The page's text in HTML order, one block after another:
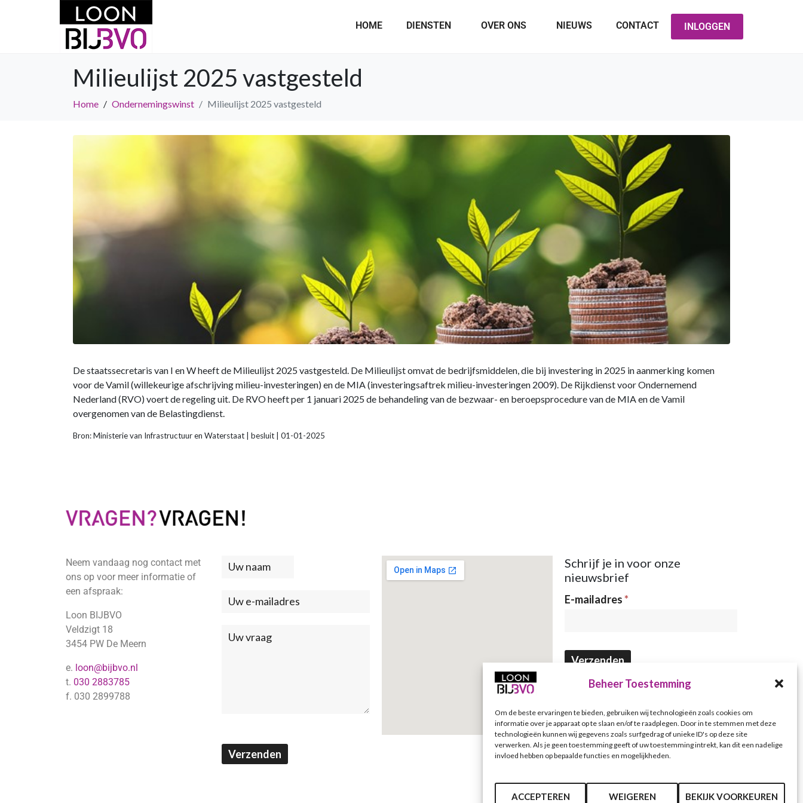
Beheer Toestemming
Om de beste ervaringen te bieden, gebruiken wij technologieën zoals cookies om
informatie over je apparaat op te slaan en/of te raadplegen. Door in te stemmen met deze
technologieën kunnen wij gegevens zoals surfgedrag of unieke ID's op deze site
verwerken. Als je geen toestemming geeft of uw toestemming intrekt, kan dit een nadelige
invloed hebben op bepaalde functies en mogelijkheden.
ACCEPTEREN WEIGEREN BEKIJK VOORKEUREN
HOME DIENSTEN OVER ONS NIEUWS CONTACT INLOGGEN
Milieulijst 2025 vastgesteld
Home Ondernemingswinst Milieulijst 2025 vastgesteld
De staatssecretaris van I en W heeft de Milieulijst 2025 vastgesteld. De Milieulijst omvat de bedrijfsmiddelen, die bij investering in 2025 in aanmerking komen
voor de Vamil (willekeurige afschrijving milieu-investeringen) en de MIA (investeringsaftrek milieu-investeringen 2009). De Rijkdienst voor Ondernemend
Nederland (RVO) voert de regeling uit. De RVO heeft per 1 januari 2025 de behandeling van de bezwaar- en beroepsprocedure van de MIA en de Vamil
overgenomen van de Belastingdienst.
Bron: Ministerie van Infrastructuur en Waterstaat | besluit | 01-01-2025
Neem vandaag nog contact met
ons op voor meer informatie of
een afspraak:
Loon BIJBVO
Veldzigt 18
3454 PW De Meern
e. loon@bijbvo.nl
t. 030 2883785
f. 030 2899788
Neem
met
ons
Verzenden
Schrijf je in voor onze
nieuwsbrief
Nieuwsbrief
E-mailadres*
Verzenden